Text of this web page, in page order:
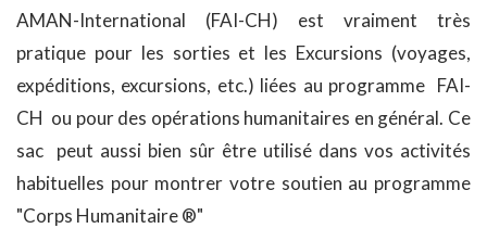
AMAN-International (FAI-CH) est vraiment très
pratique pour les sorties et les Excursions (voyages,
expéditions, excursions, etc.) liées au programme FAI-
CH ou pour des opérations humanitaires en général. Ce
sac peut aussi bien sûr être utilisé dans vos activités
habituelles pour montrer votre soutien au programme
"Corps Humanitaire ®"